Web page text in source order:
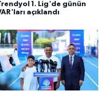
1. Lig'de günün
açıklandı